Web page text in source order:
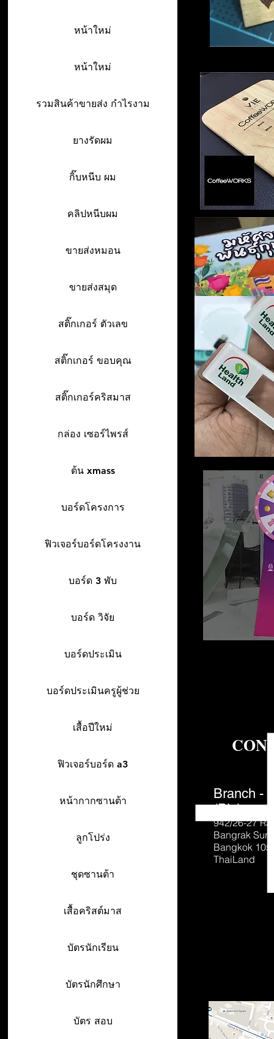
หน้าใหม่
หน้าใหม่
รวมสินค้าขายส่ง กำไรงาม
ยางรัดผม
กิ๊บหนีบ ผม
คลิปหนีบผม
ขายส่งหมอน
ขายส่งสมุด
สติ๊กเกอร์ ตัวเลข
สติ๊กเกอร์ ขอบคุณ
สติ๊กเกอร์คริสมาส
กล่อง เซอร์ไพรส์
ต้น xmass
บอร์ดโครงการ
ฟิวเจอร์บอร์ดโครงงาน
บอร์ด 3 พับ
บอร์ด วิจัย
บอร์ดประเมิน
บอร์ดประเมินครูผู้ช่วย
เสื้อปีใหม่
ฟิวเจอร์บอร์ด a3
หน้ากากซานต้า
ลูกโปร่ง
ชุดซานต้า
เสื้อคริสต์มาส
บัตรนักเรียน
บัตรนักศึกษา
บัตร สอบ
Branch -
(Pick-up
942/26-27
Bangrak
Bangkok
ThaiLand